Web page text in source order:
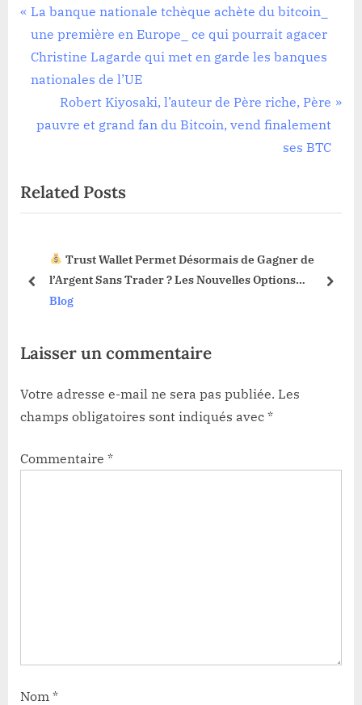
Navigation
de
l’article
P
r
e
v
o
P
o
:
La banque nationale tchèque achète du bitcoin_
une première en Europe_ ce qui pourrait agacer
Christine Lagarde qui met en garde les banques
nationales de l’UE
N
e
P
o
t
:
Robert Kiyosaki, l’auteur de Père riche, Père
pauvre et grand fan du Bitcoin, vend finalement
ses BTC
Related Posts
Trust Wallet Permet Désormais de Gagner de
l’Argent Sans Trader ? Les Nouvelles Options
Dévoilées !
Blog
prev next
Laisser un commentaire
Votre adresse e-mail ne sera pas publiée. Les
champs obligatoires sont indiqués avec *
Commentaire *
Nom *